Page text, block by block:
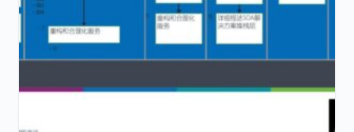
be
chosen
on
product